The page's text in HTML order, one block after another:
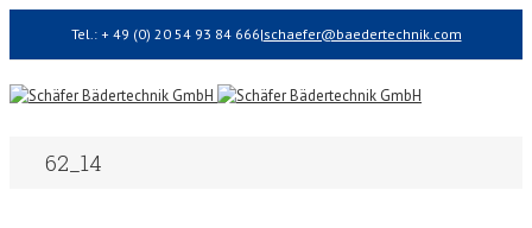
Tel.: + 49 (0) 20 54 93 84 666|schaefer@baedertechnik.com
62_14